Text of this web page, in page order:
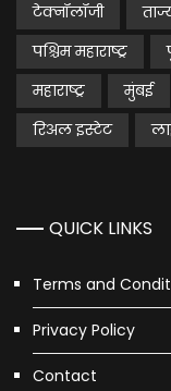
टेक्नॉलॉजी
पश्चिम महाराष्ट्र
महाराष्ट्र
मुंबई
रिअल इस्टेट
QUICK LINKS
Terms and
Privacy Policy
Contact